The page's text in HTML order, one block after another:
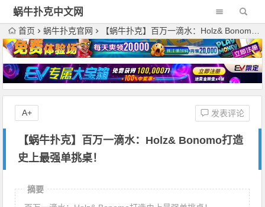
蜗牛扑克中文网
首页 蜗牛扑克官网 【蜗牛扑克】百万一滴水：Holz& Bonomo打造史上最强单挑桌！
【蜗牛扑克】百万一滴水：Holz& Bonomo打造
史上最强单挑桌！
发表评论
A+
摘要